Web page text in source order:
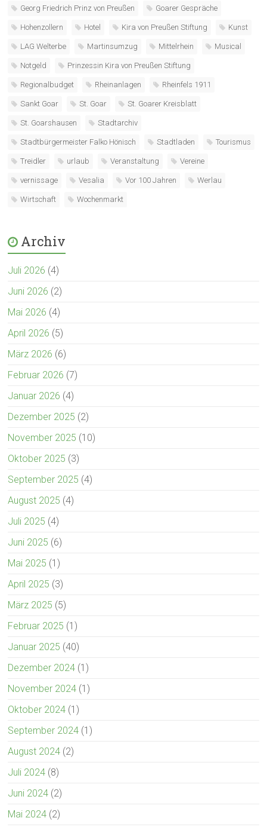
Georg Friedrich Prinz von Preußen Goarer Gespräche
Hohenzollern Hotel Kira von Preußen Stiftung Kunst
LAG Welterbe Martinsumzug Mittelrhein Musical
Notgeld Prinzessin Kira von Preußen Stiftung
Regionalbudget Rheinanlagen Rheinfels 1911
Sankt Goar St. Goar St. Goarer Kreisblatt
St. Goarshausen Stadtarchiv
Stadtbürgermeister Falko Hönisch Stadtladen Tourismus
Treidler urlaub Veranstaltung Vereine
vernissage Vesalia Vor 100 Jahren Werlau
Wirtschaft Wochenmarkt
Archiv
Juli 2026 (4)
Juni 2026 (2)
Mai 2026 (4)
April 2026 (5)
März 2026 (6)
Februar 2026 (7)
Januar 2026 (4)
Dezember 2025 (2)
November 2025 (10)
Oktober 2025 (3)
September 2025 (4)
August 2025 (4)
Juli 2025 (4)
Juni 2025 (6)
Mai 2025 (1)
April 2025 (3)
März 2025 (5)
Februar 2025 (1)
Januar 2025 (40)
Dezember 2024 (1)
November 2024 (1)
Oktober 2024 (1)
September 2024 (1)
August 2024 (2)
Juli 2024 (8)
Juni 2024 (2)
Mai 2024 (2)